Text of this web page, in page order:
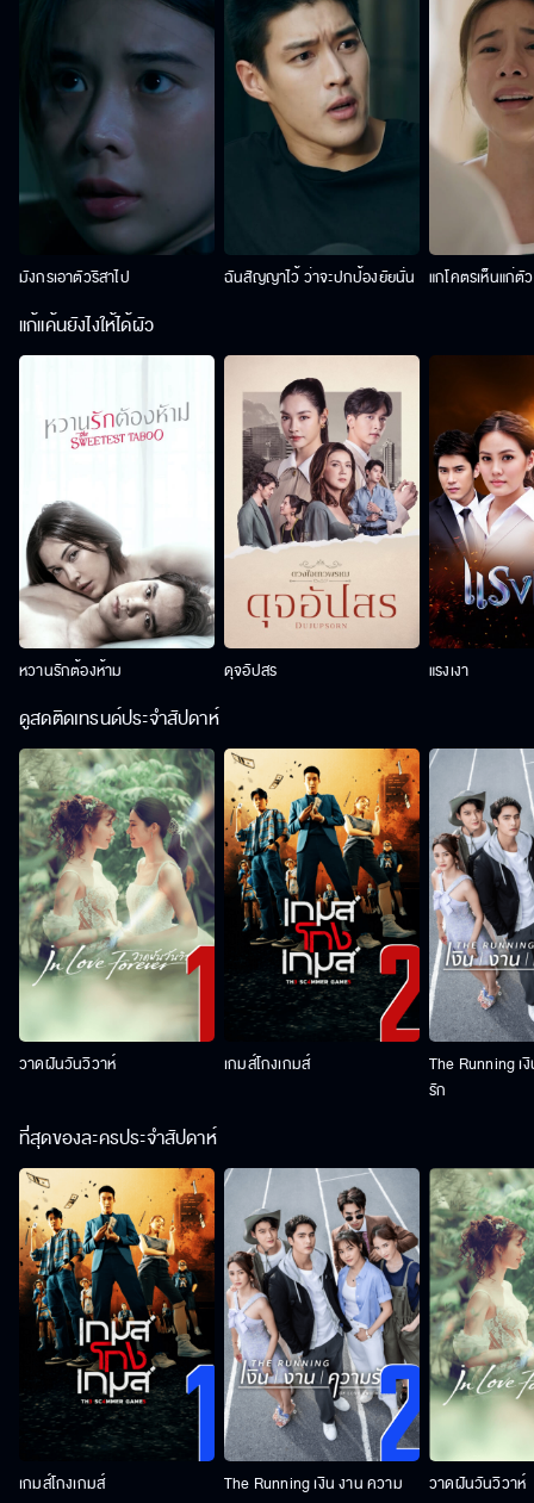
มังกรเอาตัวริสาไป ฉันสัญญาไว้ ว่าจะปกป้องยัยนั่น แกโคตรเห็นแก่ตั
แก้แค้นยังไงให้ได้ผัว
หวานรักต้องห้าม ดุจอัปสร แรงเงา
ดูสดติดเทรนด์ประจำสัปดาห์
วาดฝันวันวิวาห์ เกมส์โกงเกมส์
The Running เ
รัก
ที่สุดของละครประจำสัปดาห์
เกมส์โกงเกมส์
The Running เงิน งาน ความ
วาดฝันวันวิวาห์